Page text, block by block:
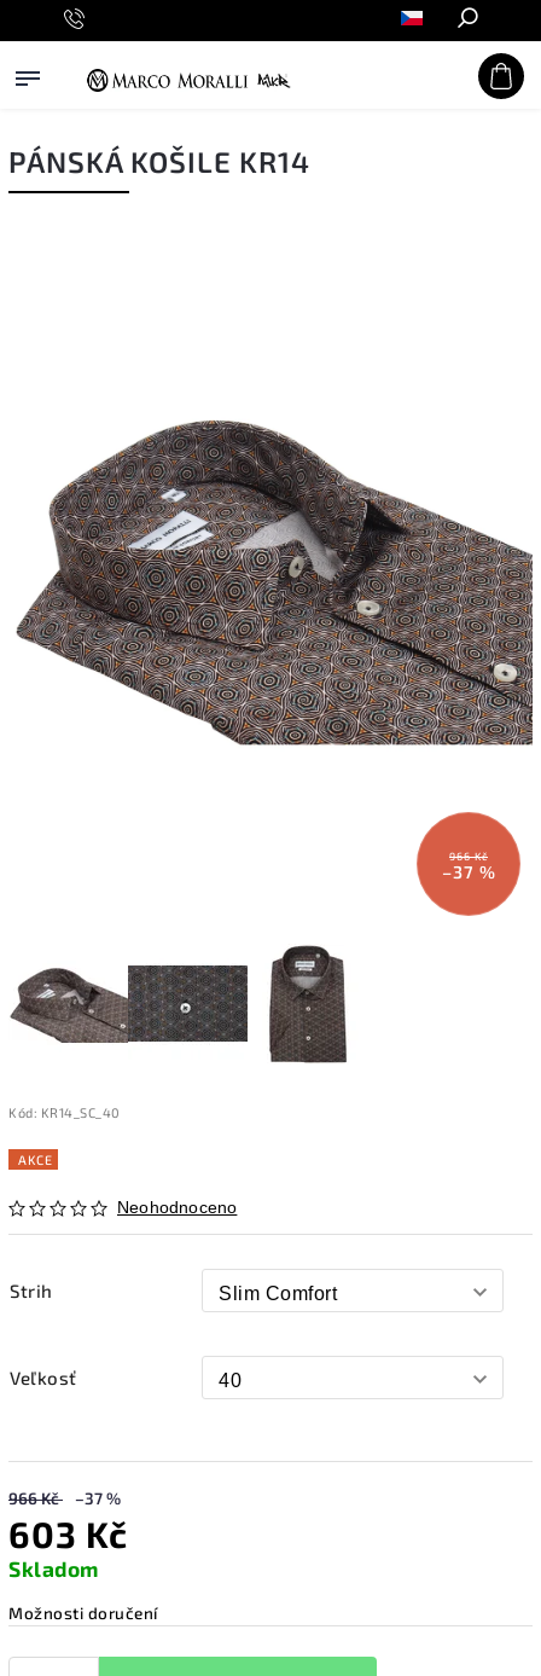
Hledat
PÁNSKÁ KOŠILE KR14
966 Kč
–37 %
Kód: KR14_SC_40
AKCE
Neohodnoceno
Strih
Veľkosť
966 Kč –37 %
603 Kč
Skladom
Možnosti doručení